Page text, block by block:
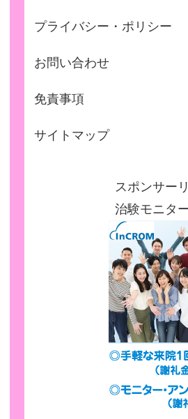
プライバシー・ポリシー
お問い合わせ
免責事項
サイトマップ
スポンサー
治験モニタ